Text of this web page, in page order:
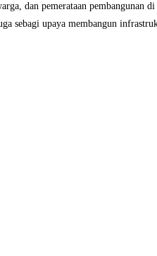
dan pemerataan pembangunan
sebagi upaya membangun